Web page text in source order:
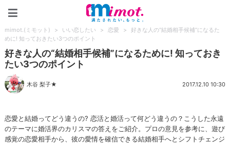
mimot.(ミモット) > いい恋したい > 恋愛 >
好きな人の“結婚相手候補”になるた
めに! 知っておきたい3つのポイント
好きな人の“結婚相手候補”になるために! 知っておき
たい3つのポイント
木谷 梨子★ 2017.12.10 10:30
恋愛と結婚ってどう違うの? 恋活と婚活って何どう違うの？こうした永遠
のテーマに婚活界のカリスマの答えをご紹介。プロの意見を参考に、遊び
感覚の恋愛相手から、彼の愛情を確信できる結婚相手へとシフトチェンジ